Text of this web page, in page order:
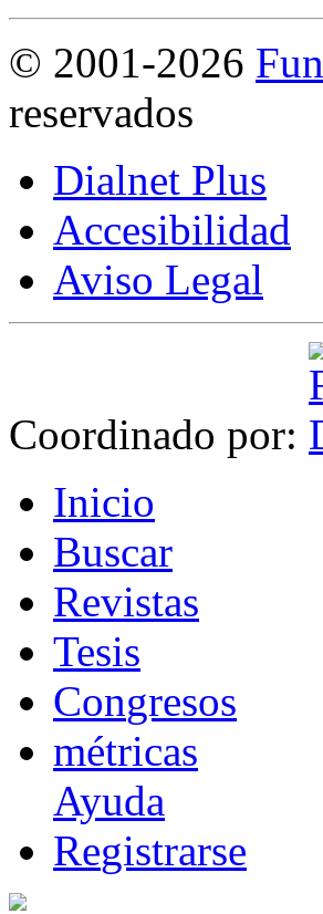
© 2001-2026
reservados
Dialnet Plus
Accesibilidad
Aviso Legal
Coordinado por:
Inicio
Buscar
Revistas
Tesis
Congresos
métricas
Ayuda
Registrarse